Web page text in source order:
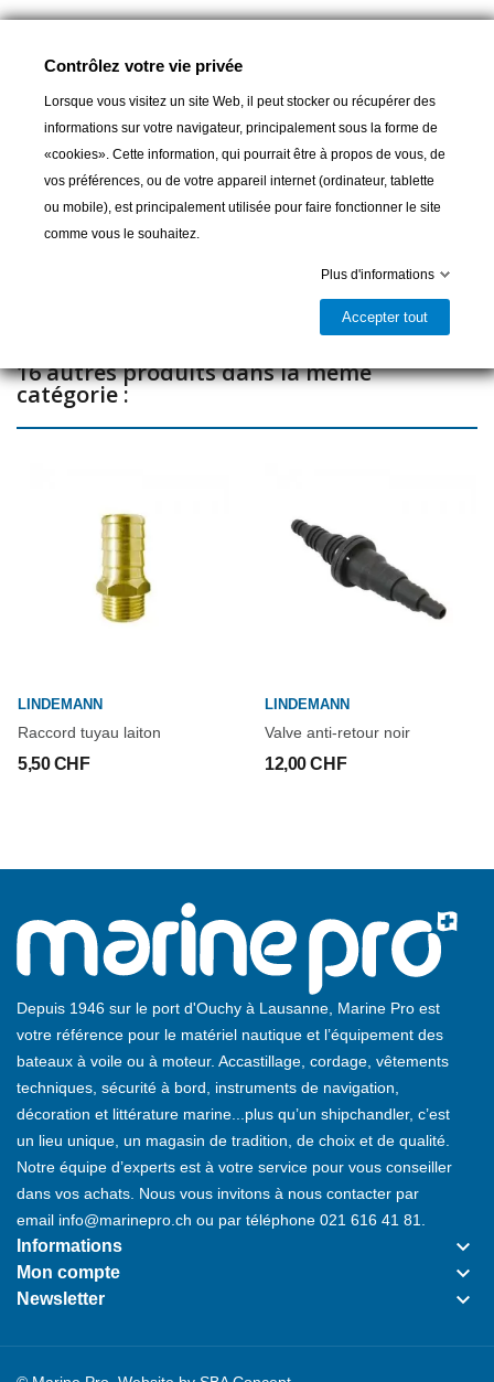
Pour tuyau Ø19 mm
Ajouter au panier
Livrable et disponible en magasin
16 autres produits dans la même
catégorie :
LINDEMANN
Raccord tuyau laiton
5,50 CHF
LINDEMANN
Valve anti-retour noir
12,00 CHF
Depuis 1946 sur le port d'Ouchy à Lausanne, Marine Pro est
votre référence pour le matériel nautique et l’équipement des
bateaux à voile ou à moteur. Accastillage, cordage, vêtements
techniques, sécurité à bord, instruments de navigation,
décoration et littérature marine...plus qu’un shipchandler, c’est
un lieu unique, un magasin de tradition, de choix et de qualité.
Notre équipe d’experts est à votre service pour vous conseiller
dans vos achats. Nous vous invitons à nous contacter par
email info@marinepro.ch ou par téléphone 021 616 41 81
Informations keyboard_arrow_down
Mon compte keyboard_arrow_down
Newsletter keyboard_arrow_down
Contrôlez votre vie privée
Lorsque vous visitez un site Web, il peut stocker ou récupérer des
informations sur votre navigateur, principalement sous la forme de
«cookies». Cette information, qui pourrait être à propos de vous, de
vos préférences, ou de votre appareil internet (ordinateur, tablette
ou mobile), est principalement utilisée pour faire fonctionner le site
comme vous le souhaitez.
Plus d'informations
Accepter tout